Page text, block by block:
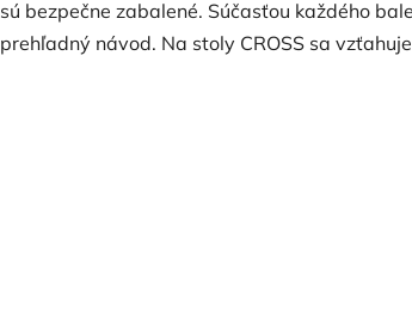
sú bezpečne zabalené. Súčasťou každého
prehľadný návod. Na stoly CROSS sa